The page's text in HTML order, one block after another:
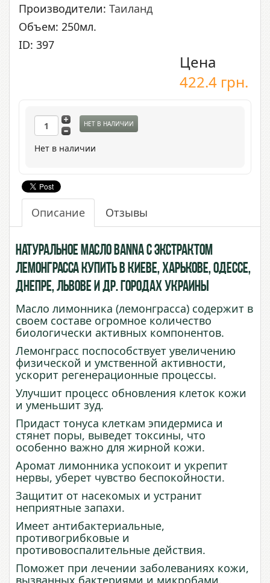
Производители: Таиланд
Объем: 250мл.
ID: 397
Цена
422.4 грн.
НЕТ В НАЛИЧИИ
Нет в наличии
Описание Отзывы
Натуральное масло BANNA с экстрактом
Лемонграсса купить в Киеве, Харькове, Одессе,
Днепре, Львове и др. городах Украины
Масло лимонника (лемонграсса) содержит в
своем составе огромное количество
биологически активных компонентов.
Лемонграсс поспособствует увеличению
физической и умственной активности,
ускорит регенерационные процессы.
Улучшит процесс обновления клеток кожи
и уменьшит зуд.
Придаст тонуса клеткам эпидермиса и
стянет поры, выведет токсины, что
особенно важно для жирной кожи.
Аромат лимонника успокоит и укрепит
нервы, уберет чувство беспокойности.
Защитит от насекомых и устранит
неприятные запахи.
Имеет антибактериальные,
противогрибковые и
противовоспалительные действия.
Поможет при лечении заболеваниях кожи,
вызванных бактериями и микробами.